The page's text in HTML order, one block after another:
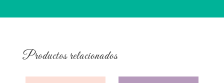
Productos relacionados